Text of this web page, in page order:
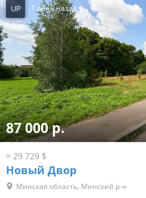
UP 1 день назад
87 000 р.
≈ 29 729 $
Новый Двор
Минская область, Минский р-н